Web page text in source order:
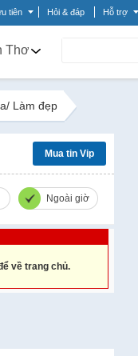
tiên Hỏi & đáp Hỗ trợ
Thơ
Làm đẹp
Mua tin Vip
Ngoài giờ
về trang chủ.